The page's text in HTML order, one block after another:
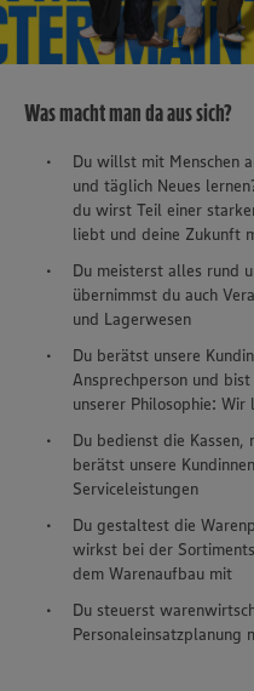
Was macht man da aus sich?
Du willst mit Menschen
und täglich Neues
du wirst Teil einer
liebt und deine Zukunft
Du meisterst alles rund
übernimmst du auch
und Lagerwesen
Du berätst unsere
Ansprechperson und
unserer Philosophie:
Du bedienst die Kassen,
berätst unsere
Serviceleistungen
Du gestaltest die
wirkst bei der
dem Warenaufbau mit
Du steuerst
Personaleinsatzplanung